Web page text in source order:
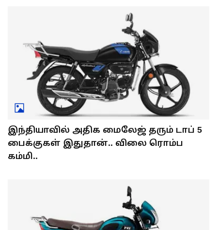
இந்தியாவில் அதிக மைலேஜ் தரும் டாப் 5
பைக்குகள் இதுதான்.. விலை ரொம்ப
கம்மி..